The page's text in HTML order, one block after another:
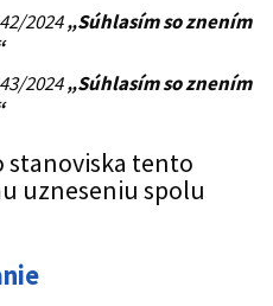
2024„Súhlasím so znením
2024„Súhlasím so znením
stanoviska tento
uzneseniu spolu